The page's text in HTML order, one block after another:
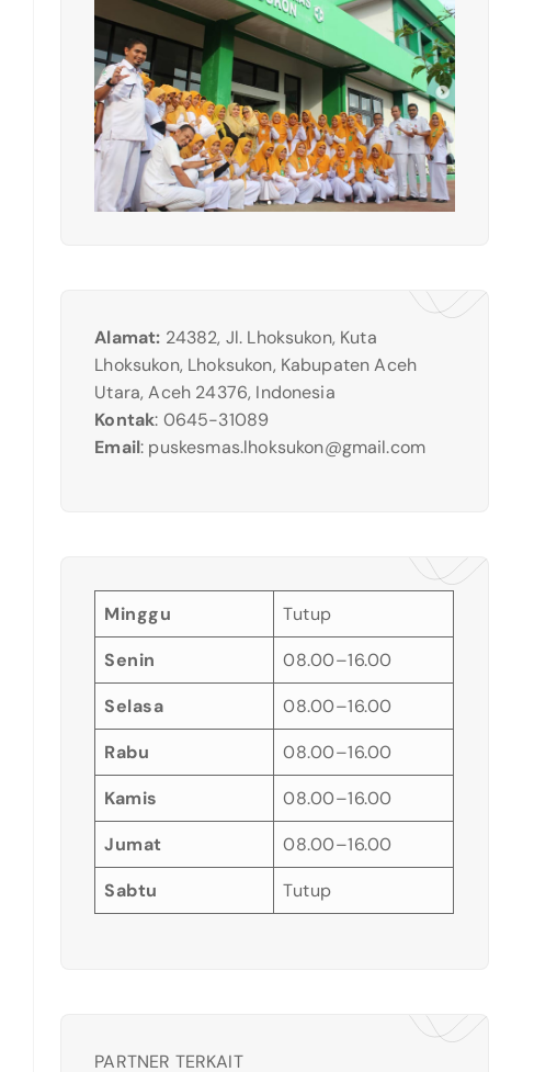
Alamat: 24382, Jl. Lhoksukon, Kuta
Lhoksukon, Lhoksukon, Kabupaten Aceh
Utara, Aceh 24376, Indonesia
Kontak: 0645-31089
Email: puskesmas.lhoksukon@gmail.com
Minggu
Tutup
Senin
08.00–16.00
Selasa
08.00–16.00
Rabu
08.00–16.00
Kamis
08.00–16.00
Jumat
08.00–16.00
Sabtu
Tutup
PARTNER TERKAIT